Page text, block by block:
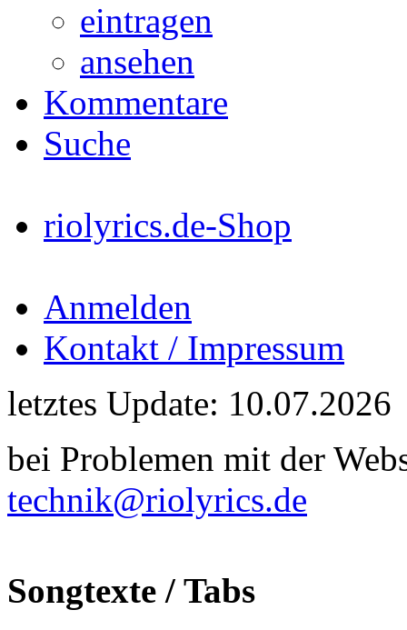
eintragen
ansehen
Kommentare
Suche
riolyrics.de-Shop
Anmelden
Kontakt / Impressum
letztes Update: 10.07.2026
bei Problemen mit der
technik@riolyrics.de
Songtexte / Tabs